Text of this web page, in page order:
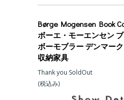
Børge Mogensen Book
ボーエ・モーエンセン
ボーモブラー デンマー
収納家具
Thank you SoldOut
(税込み)